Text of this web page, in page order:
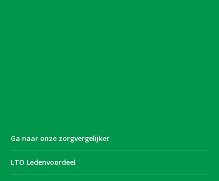
Ga naar onze zorgvergelijker
LTO Ledenvoordeel